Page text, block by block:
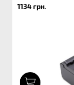
1134 грн.